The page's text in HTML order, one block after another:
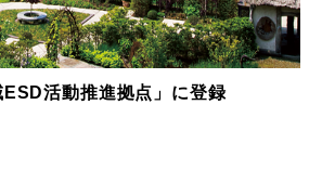
活動推進拠点」に登録